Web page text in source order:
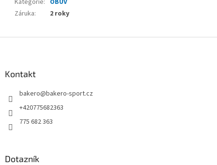
Kategorie: OBUV
Záruka: 2 roky
Kontakt
bakero@bakero-sport.cz
+420775682363
775 682 363
Dotazník